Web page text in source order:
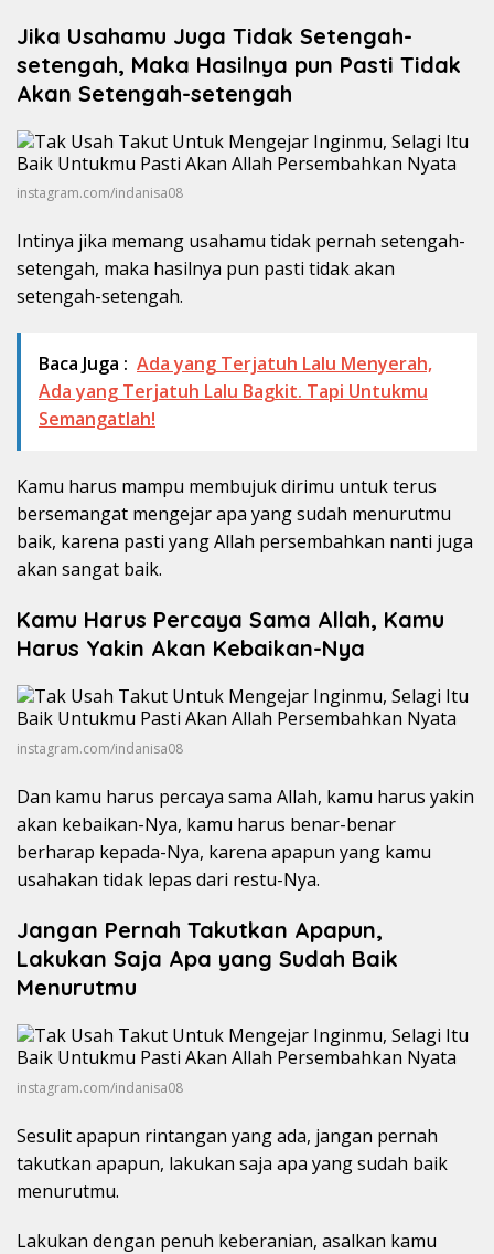
Jika Usahamu Juga Tidak Setengah-
setengah, Maka Hasilnya pun Pasti Tidak
Akan Setengah-setengah
instagram.com/indanisa08
Intinya jika memang usahamu tidak pernah setengah-
setengah, maka hasilnya pun pasti tidak akan
setengah-setengah.
Baca Juga : Ada yang Terjatuh Lalu Menyerah,
Ada yang Terjatuh Lalu Bagkit. Tapi Untukmu
Semangatlah!
Kamu harus mampu membujuk dirimu untuk terus
bersemangat mengejar apa yang sudah menurutmu
baik, karena pasti yang Allah persembahkan nanti juga
akan sangat baik.
Kamu Harus Percaya Sama Allah, Kamu
Harus Yakin Akan Kebaikan-Nya
instagram.com/indanisa08
Dan kamu harus percaya sama Allah, kamu harus yakin
akan kebaikan-Nya, kamu harus benar-benar
berharap kepada-Nya, karena apapun yang kamu
usahakan tidak lepas dari restu-Nya.
Jangan Pernah Takutkan Apapun,
Lakukan Saja Apa yang Sudah Baik
Menurutmu
instagram.com/indanisa08
Sesulit apapun rintangan yang ada, jangan pernah
takutkan apapun, lakukan saja apa yang sudah baik
menurutmu.
Lakukan dengan penuh keberanian, asalkan kamu